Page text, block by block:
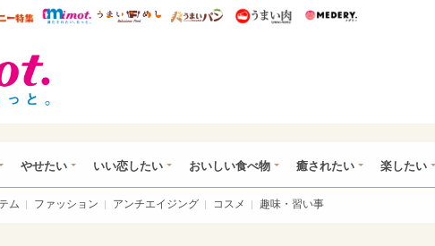
マ* ウレぴあ総研 ディズニー特集
mimot. うまいめし うまいパン うまい肉
やせたい いい恋したい おいしい食べ物 癒されたい 楽したい
ム ファッション アンチエイジング コスメ 趣味・習い事